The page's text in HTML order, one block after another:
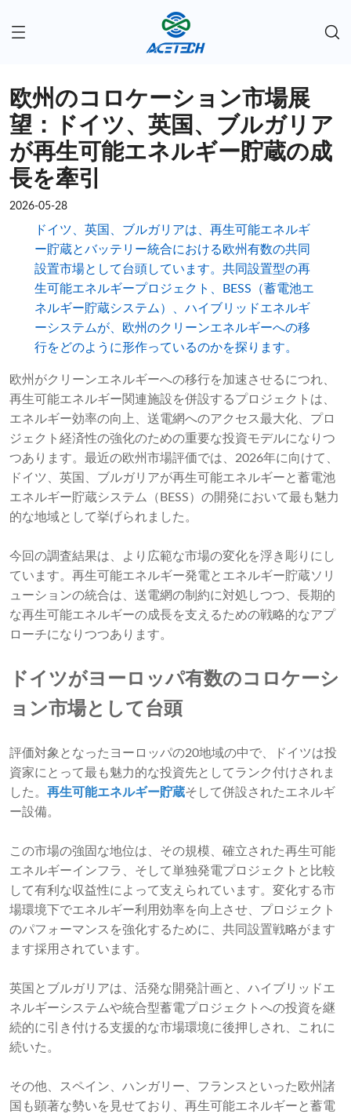
欧州のコロケーション市場展
望：ドイツ、英国、ブルガリア
が再生可能エネルギー貯蔵の成
長を牽引
2026-05-28
ドイツ、英国、ブルガリアは、再生可能エネルギ
ー貯蔵とバッテリー統合における欧州有数の共同
設置市場として台頭しています。共同設置型の再
生可能エネルギープロジェクト、BESS（蓄電池エ
ネルギー貯蔵システム）、ハイブリッドエネルギ
ーシステムが、欧州のクリーンエネルギーへの移
行をどのように形作っているのかを探ります。
欧州がクリーンエネルギーへの移行を加速させるにつれ、
再生可能エネルギー関連施設を併設するプロジェクトは、
エネルギー効率の向上、送電網へのアクセス最大化、プロ
ジェクト経済性の強化のための重要な投資モデルになりつ
つあります。最近の欧州市場評価では、2026年に向けて、
ドイツ、英国、ブルガリアが再生可能エネルギーと蓄電池
エネルギー貯蔵システム（BESS）の開発において最も魅力
的な地域として挙げられました。
今回の調査結果は、より広範な市場の変化を浮き彫りにし
ています。再生可能エネルギー発電とエネルギー貯蔵ソリ
ューションの統合は、送電網の制約に対処しつつ、長期的
な再生可能エネルギーの成長を支えるための戦略的なアプ
ローチになりつつあります。
ドイツがヨーロッパ有数のコロケーシ
ョン市場として台頭
評価対象となったヨーロッパの20地域の中で、ドイツは投
資家にとって最も魅力的な投資先としてランク付けされま
した。 再生可能エネルギー貯蔵そして併設されたエネルギ
ー設備。
この市場の強固な地位は、その規模、確立された再生可能
エネルギーインフラ、そして単独発電プロジェクトと比較
して有利な収益性によって支えられています。変化する市
場環境下でエネルギー利用効率を向上させ、プロジェクト
のパフォーマンスを強化するために、共同設置戦略がます
ます採用されています。
英国とブルガリアは、活発な開発計画と、ハイブリッドエ
ネルギーシステムや統合型蓄電プロジェクトへの投資を継
続的に引き付ける支援的な市場環境に後押しされ、これに
続いた。
その他、スペイン、ハンガリー、フランスといった欧州諸
国も顕著な勢いを見せており、再生可能エネルギーと蓄電